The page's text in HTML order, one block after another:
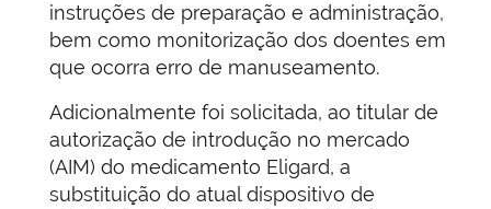
instruções de preparação e administração,
bem como monitorização dos doentes em
que ocorra erro de manuseamento.
Adicionalmente foi solicitada, ao titular de
autorização de introdução no mercado
(AIM) do medicamento Eligard, a
substituição do atual dispositivo de